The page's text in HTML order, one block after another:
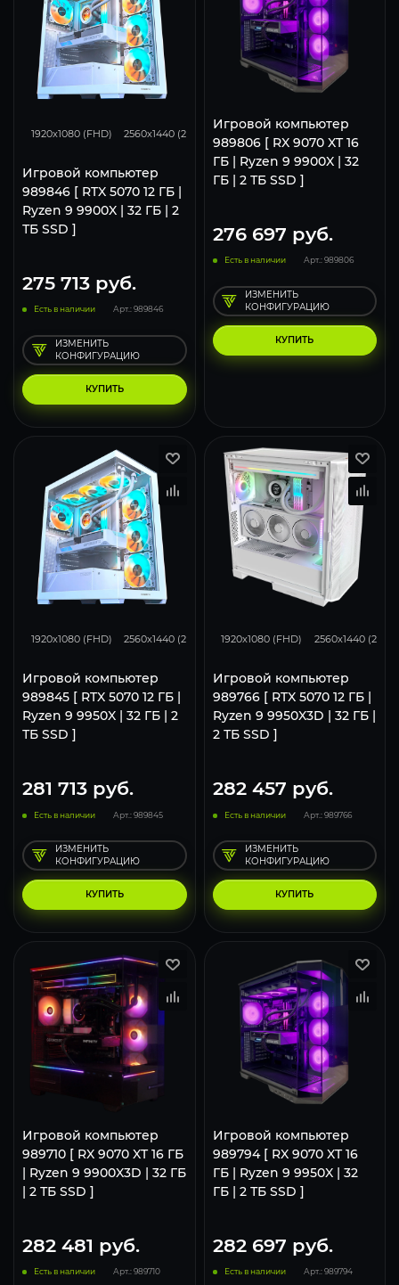
1920x1080 (FHD) 2560x1440 (2K) 3840x2160 (4K)
Игровой компьютер
989846 [ RTX 5070 12 ГБ |
Ryzen 9 9900X | 32 ГБ | 2
ТБ SSD ]
275 713 руб.
Есть в наличии Арт.: 989846
КУПИТЬ
ИЗМЕНИТЬ
КОНФИГУРАЦИЮ
Игровой компьютер
989806 [ RX 9070 XT 16
ГБ | Ryzen 9 9900X | 32
ГБ | 2 ТБ SSD ]
276 697 руб.
Есть в наличии Арт.: 989806
КУПИТЬ
ИЗМЕНИТЬ
КОНФИГУРАЦИЮ
1920x1080 (FHD) 2560x1440 (2K) 3840x2160 (4K)
Игровой компьютер
989845 [ RTX 5070 12 ГБ |
Ryzen 9 9950X | 32 ГБ | 2
ТБ SSD ]
281 713 руб.
Есть в наличии Арт.: 989845
КУПИТЬ
ИЗМЕНИТЬ
КОНФИГУРАЦИЮ
1920x1080 (FHD) 2560x1440 (2K)
Игровой компьютер
989766 [ RTX 5070 12 ГБ |
Ryzen 9 9950X3D | 32 ГБ |
2 ТБ SSD ]
282 457 руб.
Есть в наличии Арт.: 989766
КУПИТЬ
ИЗМЕНИТЬ
КОНФИГУРАЦИЮ
Игровой компьютер
989710 [ RX 9070 XT 16 ГБ
| Ryzen 9 9900X3D | 32 ГБ
| 2 ТБ SSD ]
282 481 руб.
Есть в наличии Арт.: 989710
Игровой компьютер
989794 [ RX 9070 XT 16
ГБ | Ryzen 9 9950X | 32
ГБ | 2 ТБ SSD ]
282 697 руб.
Есть в наличии Арт.: 989794